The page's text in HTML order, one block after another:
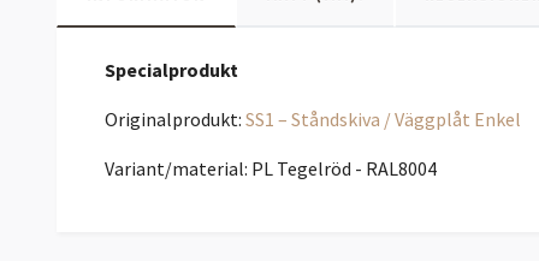
Specialprodukt
Originalprodukt: SS1 – Ståndskiva / Väggplåt Enkel
Variant/material: PL Tegelröd - RAL8004